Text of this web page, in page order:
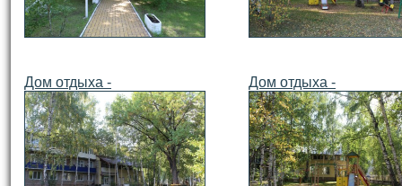
Дом отдыха - Дом отдыха -